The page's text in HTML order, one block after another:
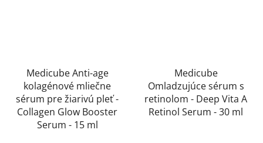
Medicube Anti-age
kolagénové mliečne
sérum pre žiarivú pleť -
Collagen Glow Booster
Serum - 15 ml
Medicube
Omladzujúce sérum s
retinolom - Deep Vita A
Retinol Serum - 30 ml